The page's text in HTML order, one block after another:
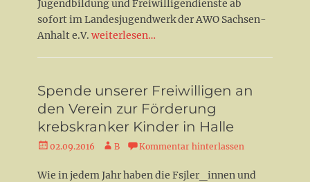
Jugendbildung und Freiwilligendienste ab
sofort im Landesjugendwerk der AWO Sachsen-
Anhalt e.V. weiterlesen…
Spende unserer Freiwilligen an
den Verein zur Förderung
krebskranker Kinder in Halle
Veröffentlicht
02.09.2016 Autor
B Kommentar hinterlassen
Wie in jedem Jahr haben die Fsjler_innen und